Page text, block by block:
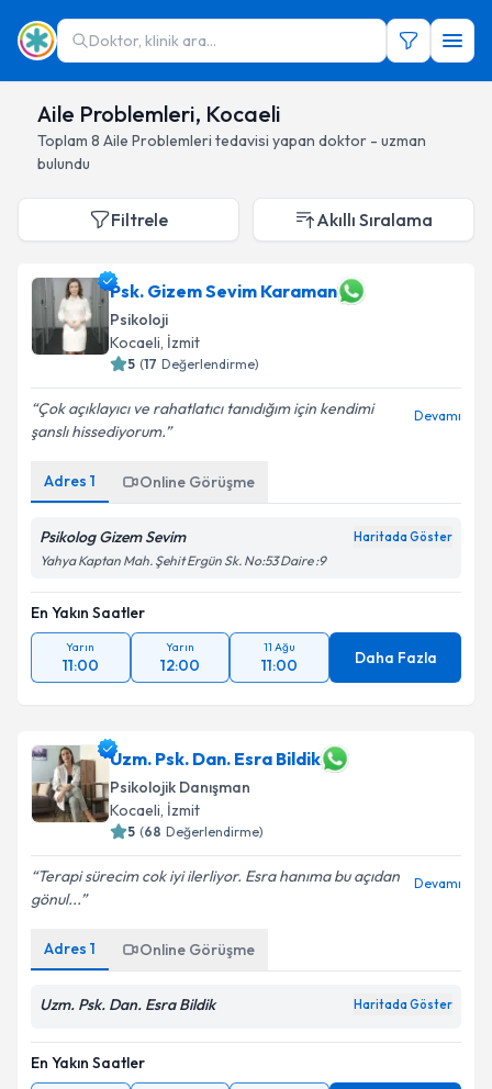
Doktor, klinik ara...
Aile Problemleri, Kocaeli
Toplam 8 Aile Problemleri tedavisi yapan doktor - uzman
bulundu
Filtrele Akıllı Sıralama
Psk. Gizem Sevim Karaman
Psikoloji
Kocaeli, İzmit
5 (17 Değerlendirme)
Çok açıklayıcı ve rahatlatıcı tanıdığım için kendimi
şanslı hissediyorum.
Devamı
Adres 1 Online Görüşme
Psikolog Gizem Sevim Haritada Göster
Yahya Kaptan Mah. Şehit Ergün Sk. No:53 Daire :9
En Yakın Saatler
Yarın
11:00
Yarın
12:00
11 Ağu
11:00 Daha Fazla
Uzm. Psk. Dan. Esra Bildik
Psikolojik Danışman
Kocaeli, İzmit
5 (68 Değerlendirme)
Terapi sürecim cok iyi ilerliyor. Esra hanıma bu açıdan
gönul...
Devamı
Adres 1 Online Görüşme
Uzm. Psk. Dan. Esra Bildik Haritada Göster
En Yakın Saatler